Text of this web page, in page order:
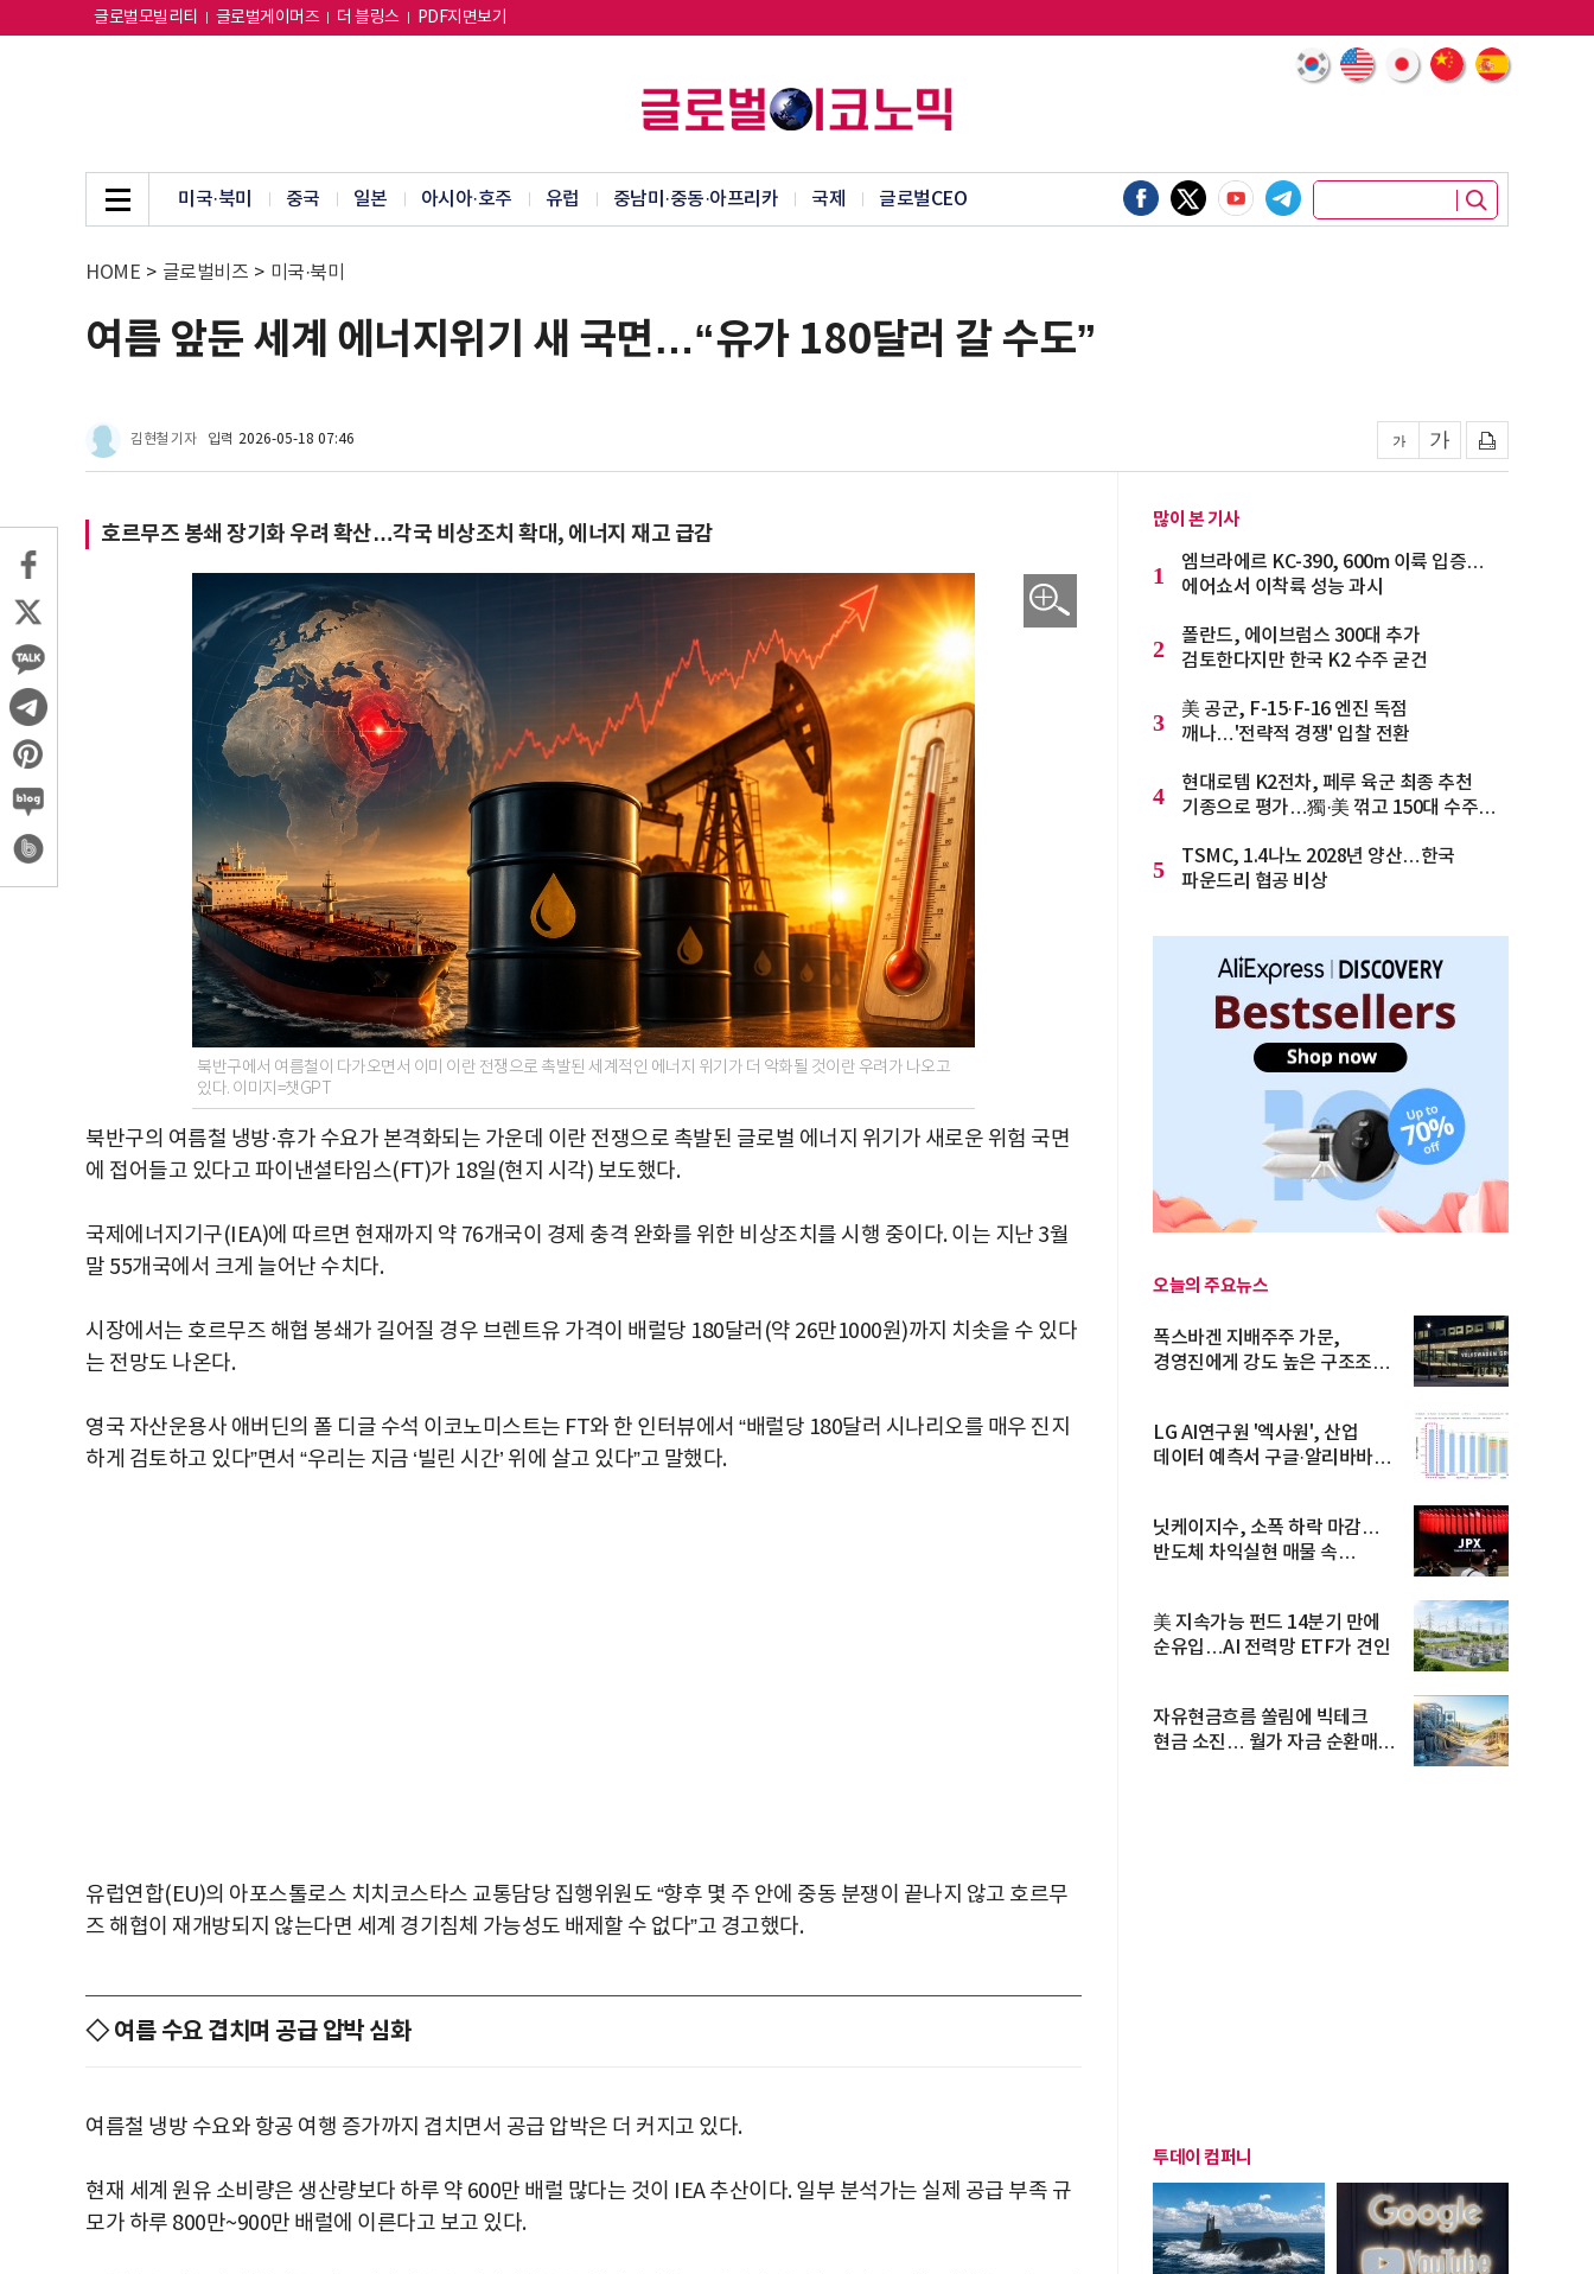
글로벌모빌리티 글로벌게이머즈 더 블링스 PDF지면보기
미국·북미 중국 일본 아시아·호주 유럽 중남미·중동·아프리카 국제 글로벌CEO
HOME > 글로벌비즈 > 미국·북미
여름 앞둔 세계 에너지위기 새 국면…“유가 180달러 갈 수도”
김현철 기자 입력 2026-05-18 07:46
호르무즈 봉쇄 장기화 우려 확산…각국 비상조치 확대, 에너지 재고 급감
북반구에서 여름철이 다가오면서 이미 이란 전쟁으로 촉발된 세계적인 에너지 위기가 더 악화될 것이란 우려가 나오고
있다. 이미지=챗GPT
북반구의 여름철 냉방·휴가 수요가 본격화되는 가운데 이란 전쟁으로 촉발된 글로벌 에너지 위기가 새로운 위험 국면
에 접어들고 있다고 파이낸셜타임스(FT)가 18일(현지 시각) 보도했다.
국제에너지기구(IEA)에 따르면 현재까지 약 76개국이 경제 충격 완화를 위한 비상조치를 시행 중이다. 이는 지난 3월
말 55개국에서 크게 늘어난 수치다.
시장에서는 호르무즈 해협 봉쇄가 길어질 경우 브렌트유 가격이 배럴당 180달러(약 26만1000원)까지 치솟을 수 있다
는 전망도 나온다.
영국 자산운용사 애버딘의 폴 디글 수석 이코노미스트는 FT와 한 인터뷰에서 “배럴당 180달러 시나리오를 매우 진지
하게 검토하고 있다”면서 “우리는 지금 ‘빌린 시간’ 위에 살고 있다”고 말했다.
유럽연합(EU)의 아포스톨로스 치치코스타스 교통담당 집행위원도 “향후 몇 주 안에 중동 분쟁이 끝나지 않고 호르무
즈 해협이 재개방되지 않는다면 세계 경기침체 가능성도 배제할 수 없다”고 경고했다.
◇ 여름 수요 겹치며 공급 압박 심화
여름철 냉방 수요와 항공 여행 증가까지 겹치면서 공급 압박은 더 커지고 있다.
현재 세계 원유 소비량은 생산량보다 하루 약 600만 배럴 많다는 것이 IEA 추산이다. 일부 분석가는 실제 공급 부족 규
모가 하루 800만~900만 배럴에 이른다고 보고 있다.
많이 본 기사
1
엠브라에르 KC-390, 600m 이륙 입증…
에어쇼서 이착륙 성능 과시
2
폴란드, 에이브럼스 300대 추가
검토한다지만 한국 K2 수주 굳건
3
美 공군, F-15·F-16 엔진 독점
깨나…'전략적 경쟁' 입찰 전환
4
현대로템 K2전차, 페루 육군 최종 추천
기종으로 평가…獨·美 꺾고 150대 수주
5
TSMC, 1.4나노 2028년 양산…한국
파운드리 협공 비상
오늘의 주요뉴스
폭스바겐 지배주주 가문,
경영진에게 강도 높은 구조조정
LG AI연구원 '엑사원', 산업
데이터 예측서 구글·알리바바
닛케이지수, 소폭 하락 마감…
반도체 차익실현 매물 속
美 지속가능 펀드 14분기 만에
순유입…AI 전력망 ETF가 견인
자유현금흐름 쏠림에 빅테크
현금 소진… 월가 자금 순환매
투데이 컴퍼니